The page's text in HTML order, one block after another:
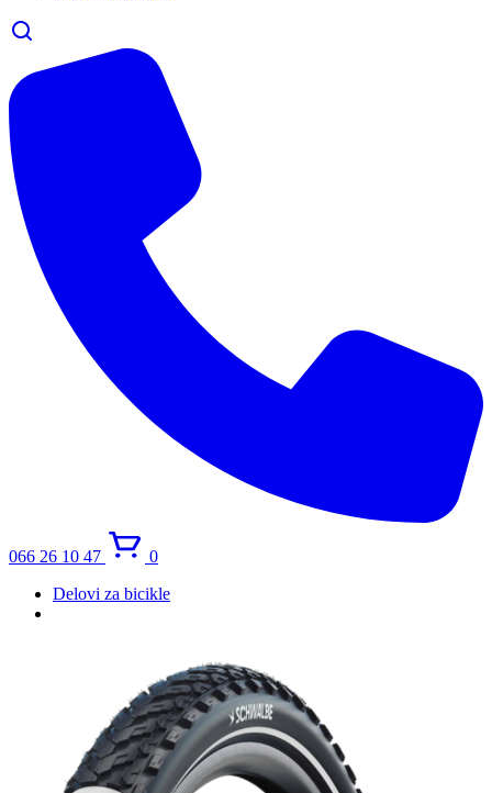
066 26 10 47
0
Delovi za bicikle